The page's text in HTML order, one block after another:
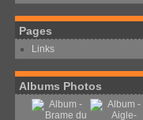
Pages
Links
Albums Photos